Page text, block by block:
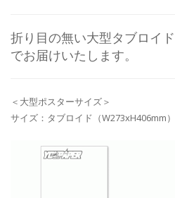
折り目の無い大型タブロイ
でお届けいたします。
＜大型ポスターサイズ＞
サイズ：タブロイド（W273xH406mm）